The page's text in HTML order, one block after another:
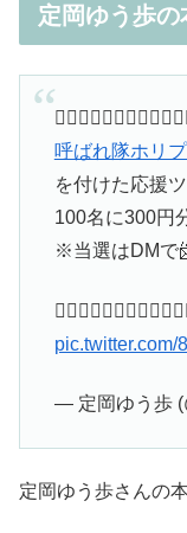
定岡ゆう歩の
呼ばれ隊ホリ
を付けた応援
100名に300円
※当選はDMで
pic.twitter.com/
— 定岡ゆう歩
定岡ゆう歩さんの